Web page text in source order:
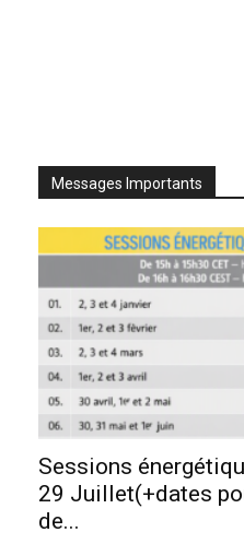
Messages Importants
Sessions
29 Juillet(+dates
de...